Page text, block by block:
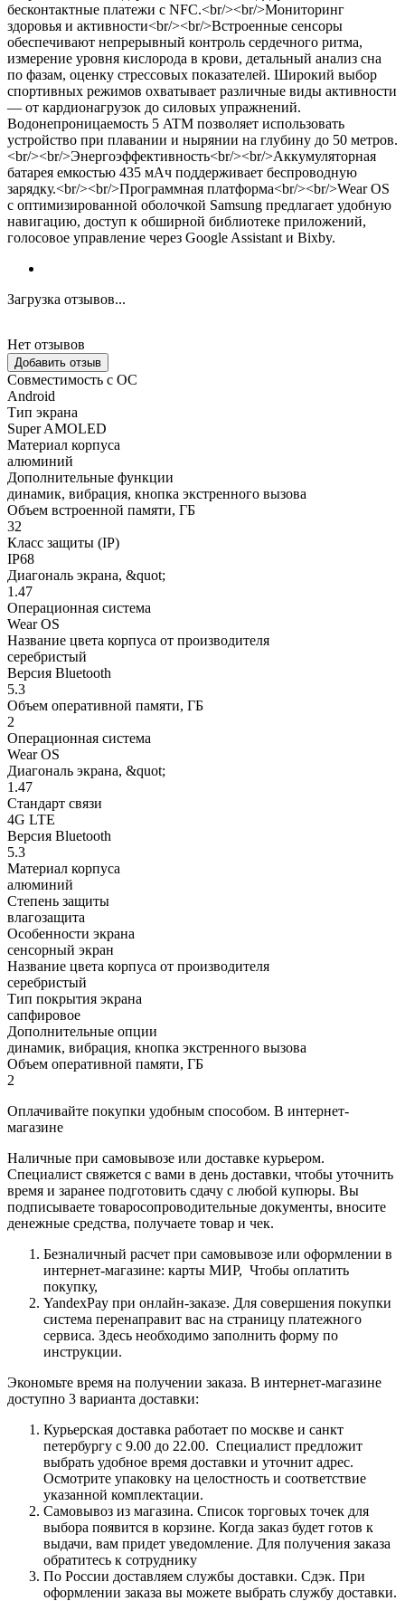
бесконтактные платежи с NFC.<br/><br/>Мониторинг
здоровья и активности<br/><br/>Встроенные сенсоры
обеспечивают непрерывный контроль сердечного ритма,
измерение уровня кислорода в крови, детальный анализ сна
по фазам, оценку стрессовых показателей. Широкий выбор
спортивных режимов охватывает различные виды активности
— от кардионагрузок до силовых упражнений.
Водонепроницаемость 5 ATM позволяет использовать
устройство при плавании и нырянии на глубину до 50 метров.
<br/><br/>Энергоэффективность<br/><br/>Аккумуляторная
батарея емкостью 435 мАч поддерживает беспроводную
зарядку.<br/><br/>Программная платформа<br/><br/>Wear OS
с оптимизированной оболочкой Samsung предлагает удобную
навигацию, доступ к обширной библиотеке приложений,
голосовое управление через Google Assistant и Bixby.
Загрузка отзывов...
Нет отзывов
Добавить отзыв
Совместимость с ОС
Android
Тип экрана
Super AMOLED
Материал корпуса
алюминий
Дополнительные функции
динамик, вибрация, кнопка экстренного вызова
Объем встроенной памяти, ГБ
32
Класс защиты (IP)
IP68
Диагональ экрана, &quot;
1.47
Операционная система
Wear OS
Название цвета корпуса от производителя
серебристый
Версия Bluetooth
5.3
Объем оперативной памяти, ГБ
2
Операционная система
Wear OS
Диагональ экрана, &quot;
1.47
Стандарт связи
4G LTE
Версия Bluetooth
5.3
Материал корпуса
алюминий
Степень защиты
влагозащита
Особенности экрана
сенсорный экран
Название цвета корпуса от производителя
серебристый
Тип покрытия экрана
сапфировое
Дополнительные опции
динамик, вибрация, кнопка экстренного вызова
Объем оперативной памяти, ГБ
2
Оплачивайте покупки удобным способом. В интернет-
магазине
Наличные при самовывозе или доставке курьером.
Специалист свяжется с вами в день доставки, чтобы уточнить
время и заранее подготовить сдачу с любой купюры. Вы
подписываете товаросопроводительные документы, вносите
денежные средства, получаете товар и чек.
Безналичный расчет при самовывозе или оформлении в
интернет-магазине: карты МИР, Чтобы оплатить
покупку,
YandexPay при онлайн-заказе. Для совершения покупки
система перенаправит вас на страницу платежного
сервиса. Здесь необходимо заполнить форму по
инструкции.
Экономьте время на получении заказа. В интернет-магазине
доступно 3 варианта доставки:
Курьерская доставка работает по москве и санкт
петербургу с 9.00 до 22.00. Специалист предложит
выбрать удобное время доставки и уточнит адрес.
Осмотрите упаковку на целостность и соответствие
указанной комплектации.
Самовывоз из магазина. Список торговых точек для
выбора появится в корзине. Когда заказ будет готов к
выдачи, вам придет уведомление. Для получения заказа
обратитесь к сотруднику
По России доставляем службы доставки. Сдэк. При
оформлении заказа вы можете выбрать службу доставки.